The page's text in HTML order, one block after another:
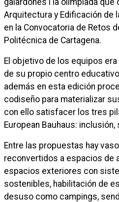
galardones l la olimpiada que
Arquitectura y Edificación de
en la Convocatoria de Retos
Politécnica de Cartagena.
El objetivo de los equipos
de su propio centro
además en esta edición
codiseño para materializar
con ello satisfacer los tres
European Bauhaus:
Entre las propuestas hay
reconvertidos a espacios de
espacios exteriores con
sostenibles, habilitación de
desuso como campings,